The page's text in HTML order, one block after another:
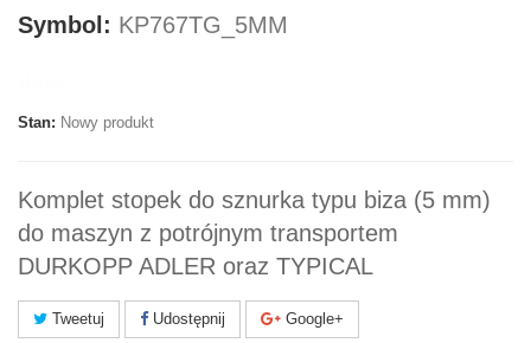
Symbol: KP767TG_5MM
Stan: Nowy produkt
Komplet stopek do sznurka typu biza (5 mm)
do maszyn z potrójnym transportem
DURKOPP ADLER oraz TYPICAL
Tweetuj Udostępnij Google+